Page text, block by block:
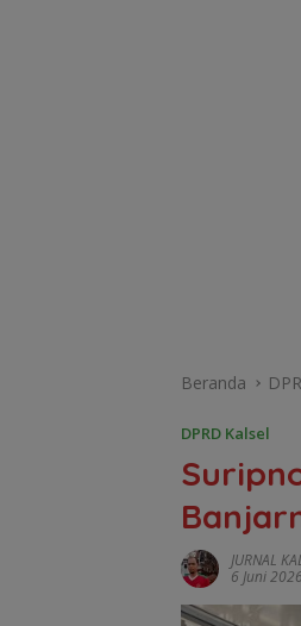
Beranda
DPRD Kalsel
JURNAL
6 Juni